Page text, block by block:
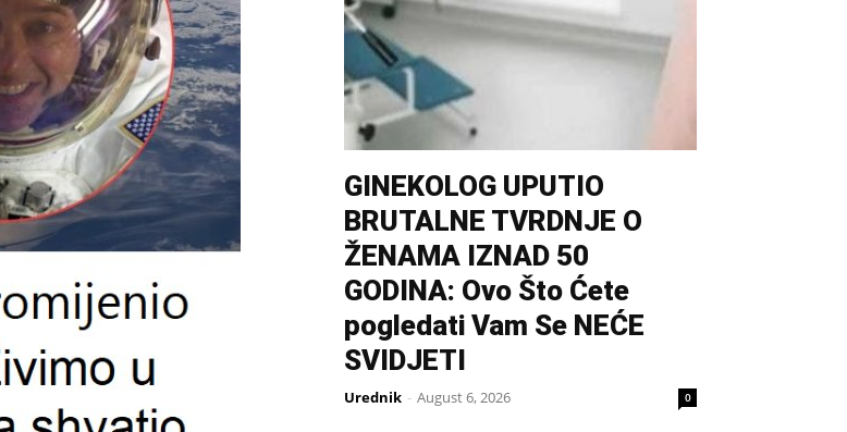
GINEKOLOG UPUTIO
BRUTALNE TVRDNJE O
ŽENAMA IZNAD 50
GODINA: Ovo Što Ćete
pogledati Vam Se NEĆE
SVIDJETI
Urednik - August 6, 2026 0